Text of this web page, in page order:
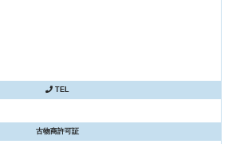
TEL
古物商許可証